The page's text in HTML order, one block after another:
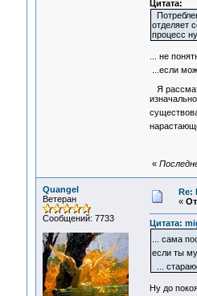
Цитата:
отделяет
процесс
... не
...если
Я
«
Quangel
Ветеран
Сообщений: 7733
Re:
«
Цитата:
... сама
если ты
...
Ну до